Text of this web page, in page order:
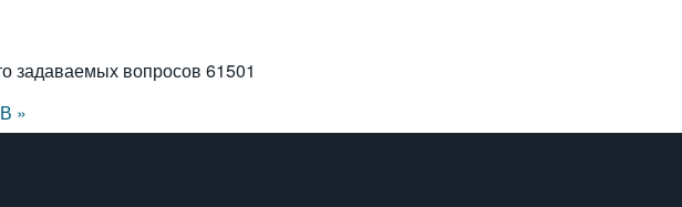
задаваемых вопросов 61501
»